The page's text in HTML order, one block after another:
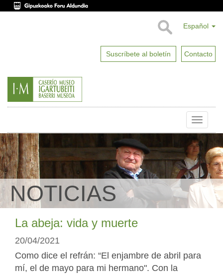
Español
Suscríbete al boletín Contacto
Toggle
NOTICIAS
La abeja: vida y muerte
20/04/2021
Como dice el refrán: “El enjambre de abril para
mí, el de mayo para mi hermano". Con la